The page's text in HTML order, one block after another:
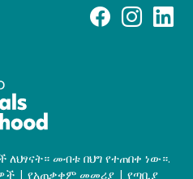
ለህፃናት። መብቱ በህግ የተጠበቀ ነው።.
| የአጠቃቀም መመሪያ | የጣቢያ
የሜሪላንድ አስፈላጊ
የሜሪላንድ